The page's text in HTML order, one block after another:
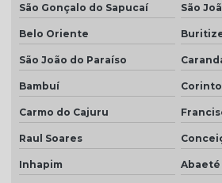
São Gonçalo do Sapucaí São
Belo Oriente
São João do Paraíso
Bambuí Corinto
Carmo do Cajuru
Raul Soares
Inhapim Abaeté